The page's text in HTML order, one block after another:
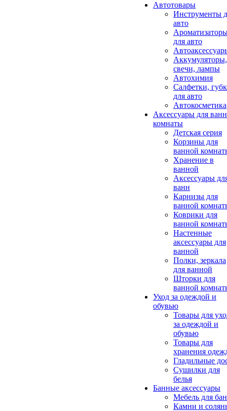
Автотовары
Инструменты
авто
для авто
Аккумуляторы,
свечи, лампы
Автохимия
Салфетки,
для авто
Автокосметика
Аксессуары для
комнаты
Детская серия
Корзины для
ванной
Хранение в
ванной
Аксессуары
ванн
Карнизы для
ванной
Коврики для
ванной
Настенные
аксессуары для
ванной
Полки, зеркала
для ванной
Шторки для
ванной
Уход за одеждой и
обувью
Товары для
за одеждой и
обувью
Товары для
хранения
Гладильные
Сушилки для
белья
Банные аксессуары
Мебель для
Камни и